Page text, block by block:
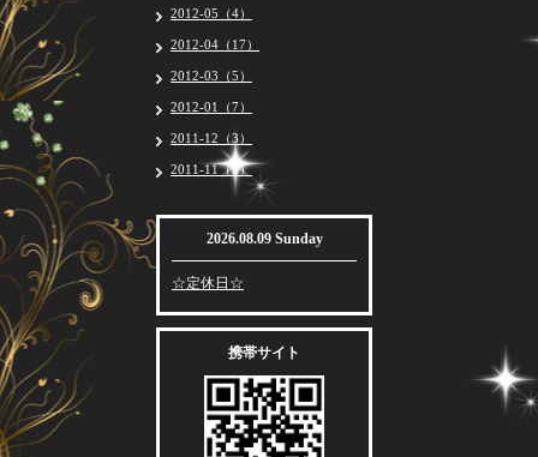
2012-05（4）
2012-04（17）
2012-03（5）
2012-01（7）
2011-12（3）
2011-11（2）
2026.08.09 Sunday
☆定休日☆
携帯サイト